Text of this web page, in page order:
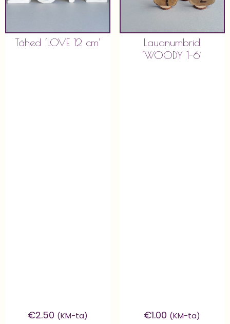
Tähed ‘LOVE 12 cm’
€2.50 (KM-ta)
Lauanumbrid
‘WOODY 1-6’
€1.00 (KM-ta)